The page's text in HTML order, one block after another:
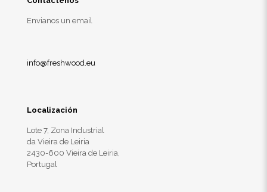
Envianos un email
info@freshwood.eu
Localización
Lote 7, Zona Industrial
da Vieira de Leiria
2430-600 Vieira de Leiria,
Portugal